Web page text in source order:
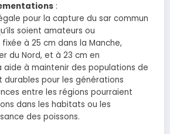
:
pour la capture du sar commun
soient amateurs ou
à 25 cm dans la Manche,
du Nord, et à 23 cm en
aide à maintenir des populations de
durables pour les générations
entre les régions pourraient
dans les habitats ou les
des poissons.